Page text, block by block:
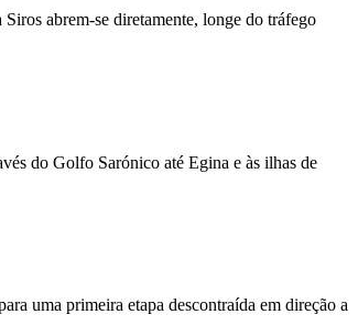
abrem-se diretamente, longe do tráfego
do Golfo Sarónico até Egina e às ilhas de
uma primeira etapa descontraída em direção a